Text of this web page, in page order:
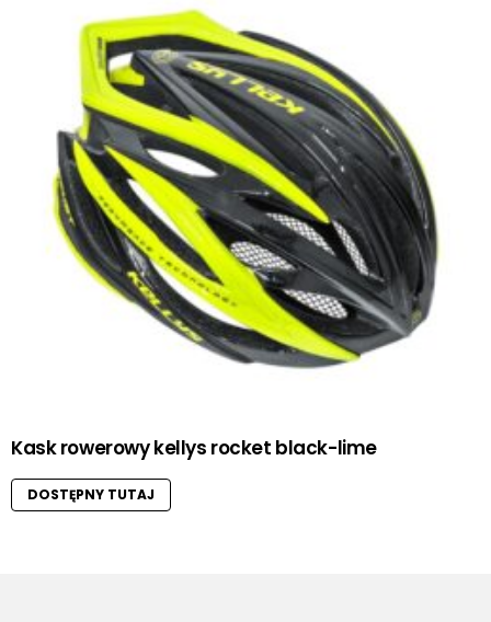
Kask rowerowy kellys rocket black-lime
DOSTĘPNY TUTAJ